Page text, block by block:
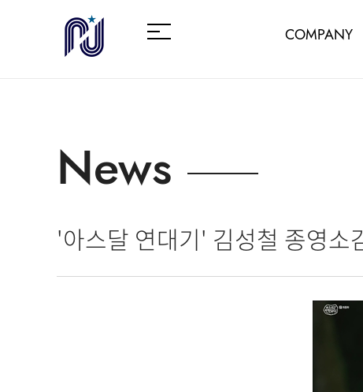
COMPANY
News
'아스달 연대기' 김성철 종영소